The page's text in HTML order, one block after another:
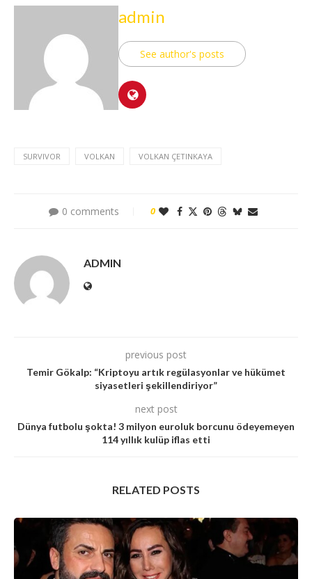
admin
See author's posts
SURVIVOR VOLKAN VOLKAN ÇETINKAYA
0 comments 0
ADMIN
previous post
Temir Gökalp: “Kriptoyu artık regülasyonlar ve hükümet
siyasetleri şekillendiriyor”
next post
Dünya futbolu şokta! 3 milyon euroluk borcunu ödeyemeyen
114 yıllık kulüp iflas etti
RELATED POSTS